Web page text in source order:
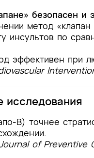
безопасен и
метод
инсультов по
эффективен при
исследования
В) точнее
of Preventive